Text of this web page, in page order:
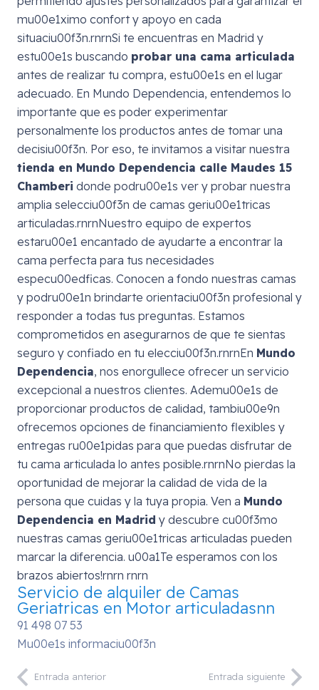
mu00e1ximo confort y apoyo en cada
situaciu00f3n.rnrnSi te encuentras en Madrid y
estu00e1s buscando probar una cama articulada
antes de realizar tu compra, estu00e1s en el lugar
adecuado. En Mundo Dependencia, entendemos lo
importante que es poder experimentar
personalmente los productos antes de tomar una
decisiu00f3n. Por eso, te invitamos a visitar nuestra
tienda en Mundo Dependencia calle Maudes 15
Chamberi donde podru00e1s ver y probar nuestra
amplia selecciu00f3n de camas geriu00e1tricas
articuladas.rnrnNuestro equipo de expertos
estaru00e1 encantado de ayudarte a encontrar la
cama perfecta para tus necesidades
especu00edficas. Conocen a fondo nuestras camas
y podru00e1n brindarte orientaciu00f3n profesional y
responder a todas tus preguntas. Estamos
comprometidos en asegurarnos de que te sientas
seguro y confiado en tu elecciu00f3n.rnrnEn Mundo
Dependencia, nos enorgullece ofrecer un servicio
excepcional a nuestros clientes. Ademu00e1s de
proporcionar productos de calidad, tambiu00e9n
ofrecemos opciones de financiamiento flexibles y
entregas ru00e1pidas para que puedas disfrutar de
tu cama articulada lo antes posible.rnrnNo pierdas la
oportunidad de mejorar la calidad de vida de la
persona que cuidas y la tuya propia. Ven a Mundo
Dependencia en Madrid y descubre cu00f3mo
nuestras camas geriu00e1tricas articuladas pueden
marcar la diferencia. u00a1Te esperamos con los
brazos abiertos!rnrn rnrn
Servicio de alquiler de Camas
Geriatricas en Motor articuladasnn
91 498 07 53
Mu00e1s informaciu00f3n
Entrada anterior Entrada siguiente